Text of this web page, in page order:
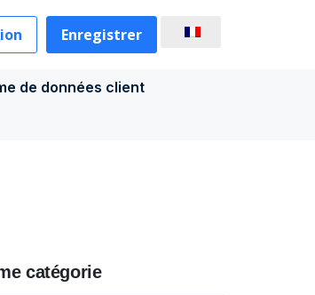
Enregistrer
de données client
catégorie